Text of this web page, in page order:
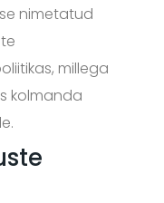
nimetatud
millega
kolmanda